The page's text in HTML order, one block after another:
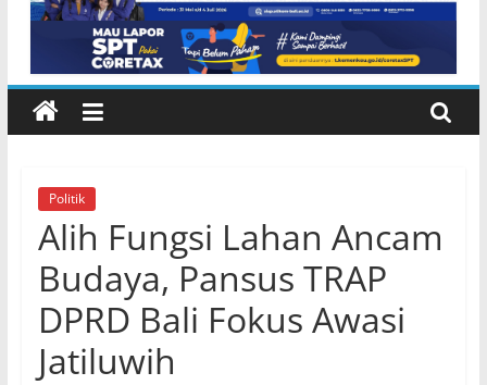
Politik
Alih Fungsi Lahan Ancam
Budaya, Pansus TRAP
DPRD Bali Fokus Awasi
Jatiluwih